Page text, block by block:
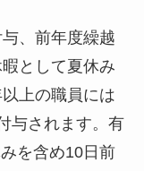
、前年度繰越
として夏休み
上の職員には
与されます。有
を含め10日前